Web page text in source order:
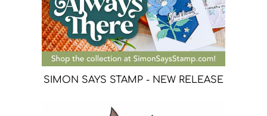
SIMON SAYS STAMP - NEW RELEASE